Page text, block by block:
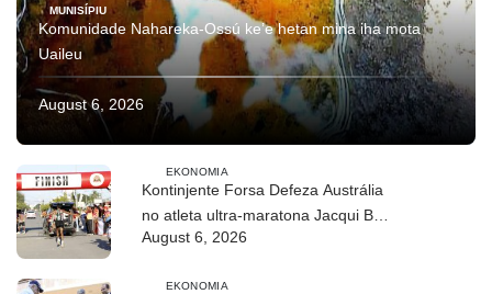
MUNISÍPIU
Komunidade Nahareka-Ossú ke’e hetan mina iha mota
Uaileu
August 6, 2026
EKONOMIA
Kontinjente Forsa Defeza Austrália
no atleta ultra-maratona Jacqui Bell
partisipa DIM 2026
August 6, 2026
EKONOMIA